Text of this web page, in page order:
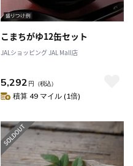
こまちがゆ12缶セット
JALショッピング JAL Mall店
5,292 円 （税込）
積算 49 マイル (1倍)